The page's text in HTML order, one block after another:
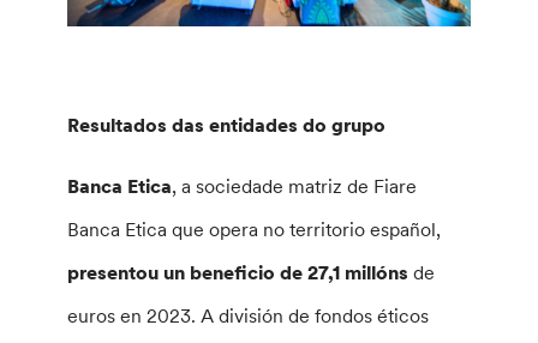
Resultados das entidades do grupo
Banca Etica, a sociedade matriz de Fiare
Banca Etica que opera no territorio español,
presentou un beneficio de 27,1 millóns de
euros en 2023. A división de fondos éticos